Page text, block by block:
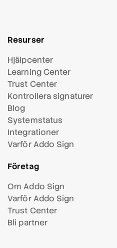
Resurser
Hjälpcenter
Learning Center
Trust Center
Kontrollera signaturer
Blog
Systemstatus
Integrationer
Varför Addo Sign
Företag
Om Addo Sign
Varför Addo Sign
Trust Center
Bli partner